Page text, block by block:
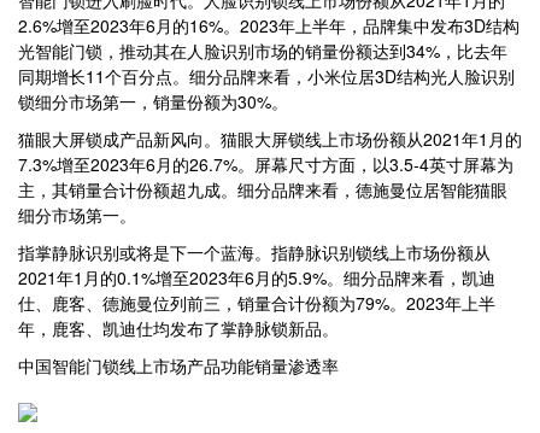
2.6%增至2023年6月的16%。2023年上半年，品牌集中发布3D结构
光智能门锁，推动其在人脸识别市场的销量份额达到34%，比去年
同期增长11个百分点。细分品牌来看，小米位居3D结构光人脸识别
锁细分市场第一，销量份额为30%。
猫眼大屏锁成产品新风向。猫眼大屏锁线上市场份额从2021年1月的
7.3%增至2023年6月的26.7%。屏幕尺寸方面，以3.5-4英寸屏幕为
主，其销量合计份额超九成。细分品牌来看，德施曼位居智能猫眼
细分市场第一。
指掌静脉识别或将是下一个蓝海。指静脉识别锁线上市场份额从
2021年1月的0.1%增至2023年6月的5.9%。细分品牌来看，凯迪
仕、鹿客、德施曼位列前三，销量合计份额为79%。2023年上半
年，鹿客、凯迪仕均发布了掌静脉锁新品。
中国智能门锁线上市场产品功能销量渗透率